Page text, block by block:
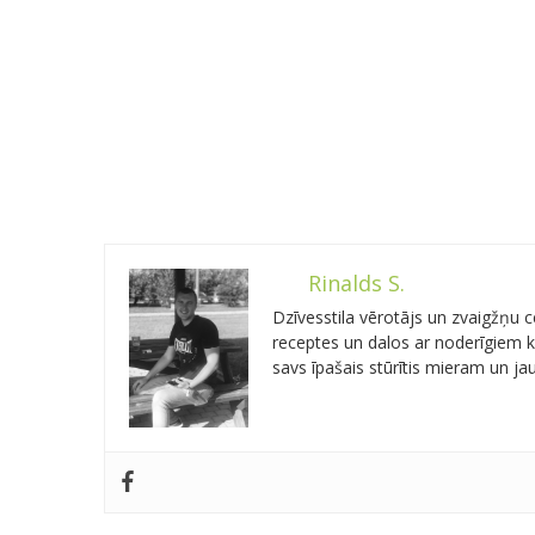
Rinalds S.
Dzīvesstila vērotājs un zvaigžņu
receptes un dalos ar noderīgiem
savs īpašais stūrītis mieram un